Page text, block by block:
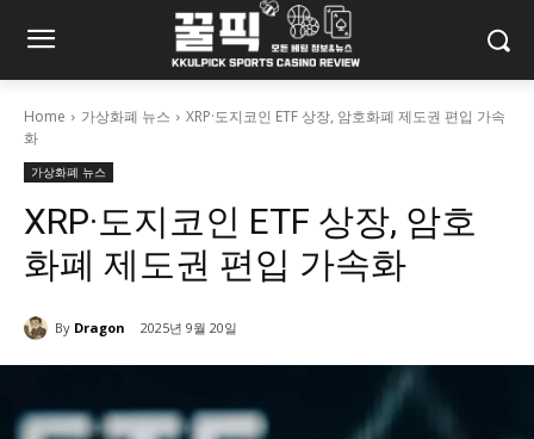
Home 가상화폐 뉴스
XRP·도지코인 ETF 상장, 암호화폐 제도권 편입 가속
화
가상화폐 뉴스
XRP·도지코인 ETF 상장, 암호
화폐 제도권 편입 가속화
By Dragon 2025년 9월 20일